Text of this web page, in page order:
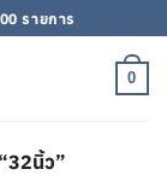
รายการ
0
นิ้ว”